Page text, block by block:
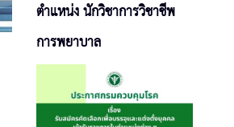
ตำแหน่ง นักวิชาการวิชาชีพ
การพยาบาล